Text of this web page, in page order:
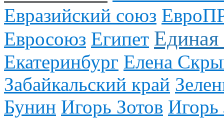
Евразийский союз
Евросоюз Египет Единая
Екатеринбург Елена
Забайкальский край
Бунин Игорь Зотов Игорь